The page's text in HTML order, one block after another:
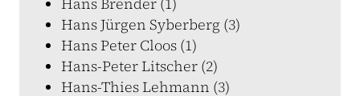
Hans Jürgen Syberberg (3)
Hans Peter Cloos (1)
Hans-Peter Litscher (2)
Hans-Thies Lehmann (3)